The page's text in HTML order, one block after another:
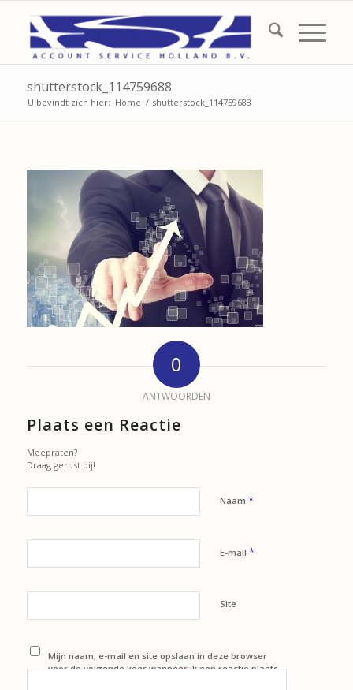
shutterstock_114759688
U bevindt zich hier: Home / shutterstock_114759688
0
ANTWOORDEN
Plaats een Reactie
Meepraten?
Draag gerust bij!
Naam *
E-mail *
Site
Mijn naam, e-mail en site opslaan in deze browser
voor de volgende keer wanneer ik een reactie plaats.